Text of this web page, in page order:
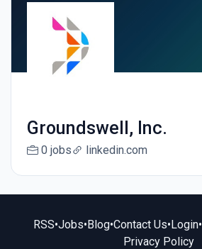
Groundswell, Inc.
0 jobs linkedin.com
RSS•Jobs•Blog•Contact Us•Login•
Privacy Policy